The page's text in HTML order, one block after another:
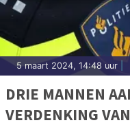
5 maart 2024, 14:48 uur
DRIE MANNEN
VERDENKING